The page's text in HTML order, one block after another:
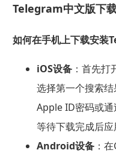
Telegram中文版下
如何在手机上下载安装
iOS设备：首先打
选择第一个搜索结
Apple ID密码或通
等待下载完成后应
Android设备：